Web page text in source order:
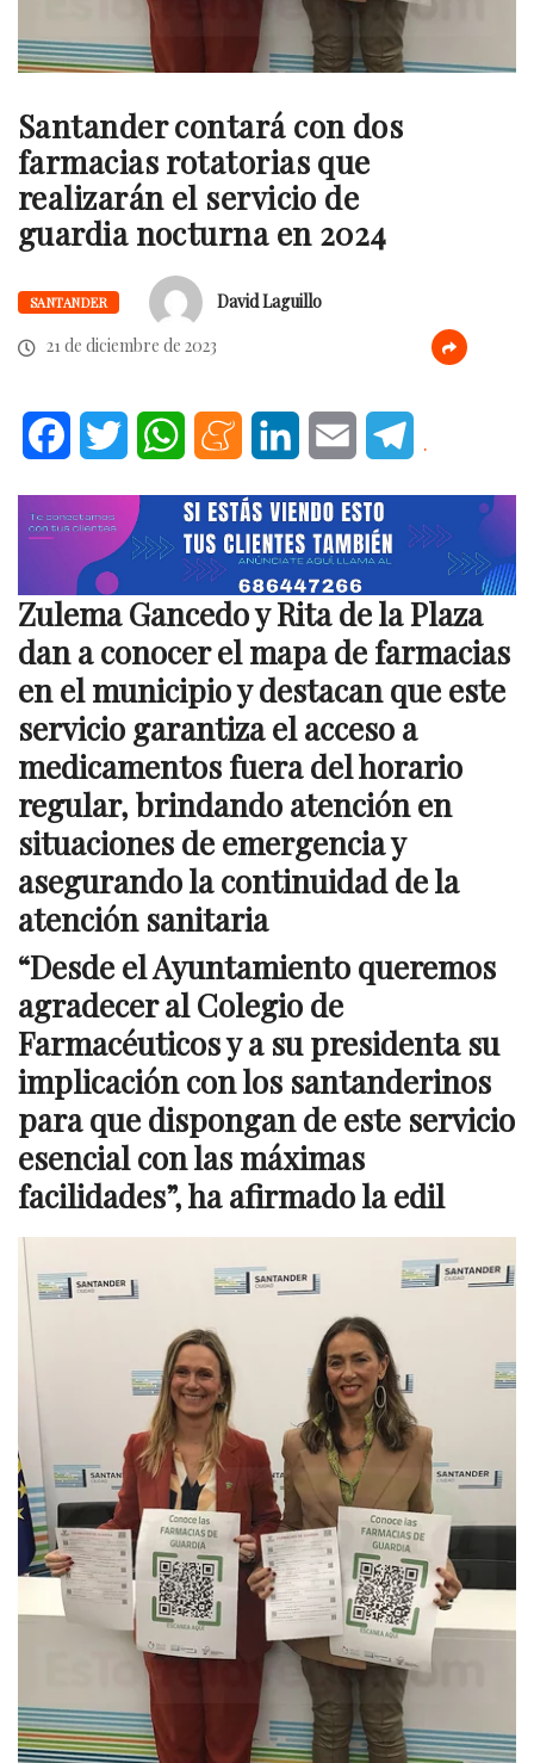
Santander contará con dos
farmacias rotatorias que
realizarán el servicio de
guardia nocturna en 2024
SANTANDER
David Laguillo
21 de diciembre de 2023
FacebookTwitter WhatsAppMeneameLinkedInEmail .
Zulema Gancedo y Rita de la Plaza
dan a conocer el mapa de farmacias
en el municipio y destacan que este
servicio garantiza el acceso a
medicamentos fuera del horario
regular, brindando atención en
situaciones de emergencia y
asegurando la continuidad de la
atención sanitaria
“Desde el Ayuntamiento queremos
agradecer al Colegio de
Farmacéuticos y a su presidenta su
implicación con los santanderinos
para que dispongan de este servicio
esencial con las máximas
facilidades”, ha afirmado la edil